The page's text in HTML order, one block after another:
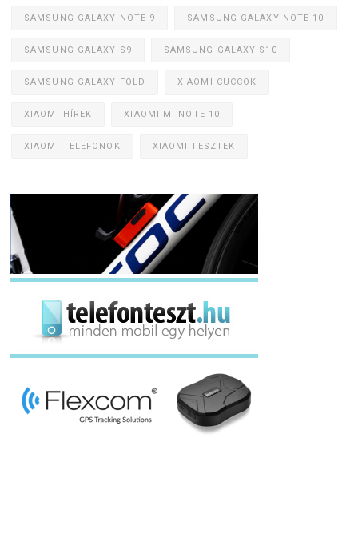
SAMSUNG GALAXY NOTE 9 SAMSUNG GALAXY NOTE 10
SAMSUNG GALAXY S9 SAMSUNG GALAXY S10
SAMSUNG GALAXY FOLD XIAOMI CUCCOK
XIAOMI HÍREK XIAOMI MI NOTE 10
XIAOMI TELEFONOK XIAOMI TESZTEK